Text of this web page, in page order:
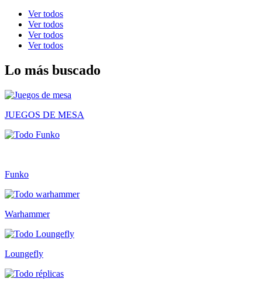
Ver todos
Ver todos
Ver todos
Ver todos
Lo más buscado
JUEGOS DE MESA
Funko
Warhammer
Loungefly